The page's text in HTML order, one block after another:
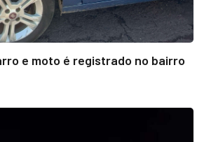
e moto é registrado no bairro